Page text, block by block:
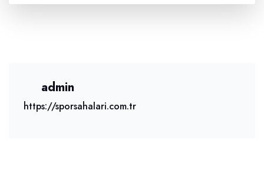
admin
https://sporsahalari.com.tr